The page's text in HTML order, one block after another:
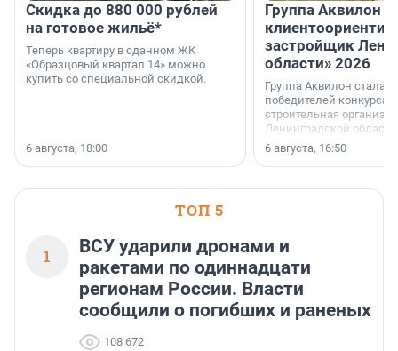
Скидка до 880 000 рублей
на готовое жильё*
Теперь квартиру в сданном ЖК
«Образцовый квартал 14» можно
купить со специальной скидкой.
6 августа, 18:00
Группа Аквилон
застройщик
области» 2026
Группа Аквилон стала
победителей конкурса
строительная
Ленинградской области
номинации «Самый
застройщик
области».
6 августа, 16:50
ТОП 5
1
ВСУ ударили дронами и
ракетами по одиннадцати
регионам России. Власти
сообщили о погибших и раненых
108 672